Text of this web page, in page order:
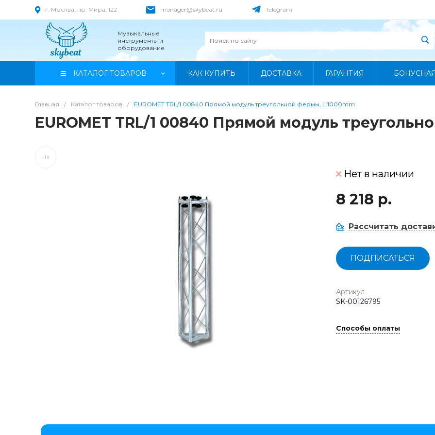
г. Москва, пр. Мира, 122 manager@skybeat.ru Telegram
Музыкальные
инструменты и
оборудование
КАТАЛОГ ТОВАРОВ КАК КУПИТЬ ДОСТАВКА ГАРАНТИЯ
Главная / Каталог товаров / EUROMET TRL/1 00840 Прямой модуль треугольной фермы, L:1000mm
EUROMET TRL/1 00840 Прямой модуль
Нет в наличии
8 218 р.
Рассчитать
ПОДПИСАТЬСЯ
Артикул
SK-00126795
Способы оплаты